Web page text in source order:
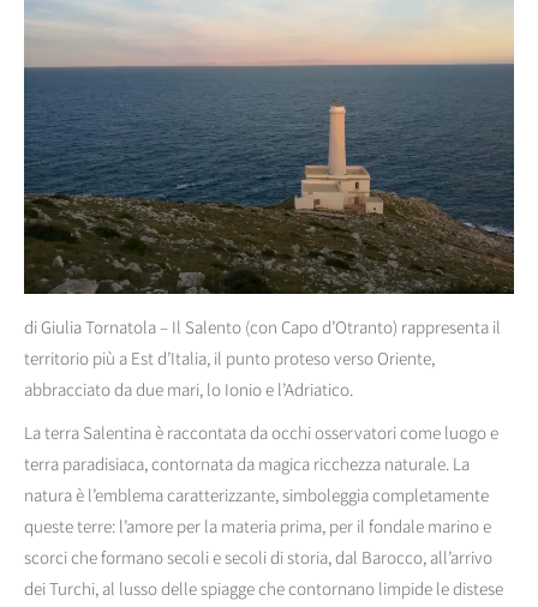
di Giulia Tornatola – Il Salento (con Capo d’Otranto) rappresenta il
territorio più a Est d’Italia, il punto proteso verso Oriente,
abbracciato da due mari, lo Ionio e l’Adriatico.
La terra Salentina è raccontata da occhi osservatori come luogo e
terra paradisiaca, contornata da magica ricchezza naturale. La
natura è l’emblema caratterizzante, simboleggia completamente
queste terre: l’amore per la materia prima, per il fondale marino e
scorci che formano secoli e secoli di storia, dal Barocco, all’arrivo
dei Turchi, al lusso delle spiagge che contornano limpide le distese